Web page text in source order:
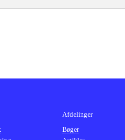
Afdelinger
Bøger